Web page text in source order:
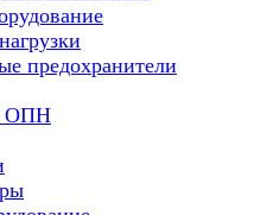
предохранители
ОПН